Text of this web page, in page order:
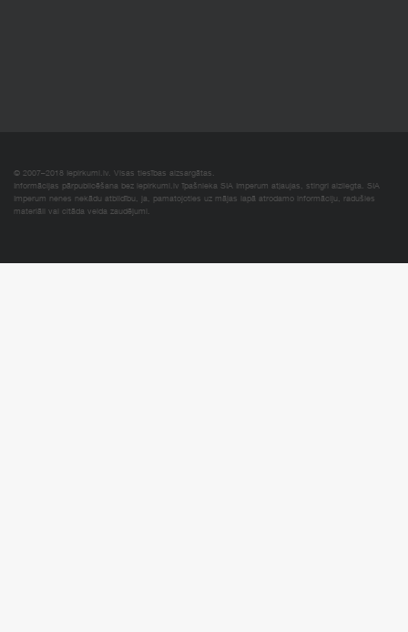
© 2007–2018 Iepirkumi.lv. Visas tiesības aizsargātas.
Informācijas pārpublicēšana bez iepirkumi.lv īpašnieka SIA Imperum atļaujas, stingri aizliegta. SIA
Imperum nenes nekādu atbildību, ja, pamatojoties uz mājas lapā atrodamo informāciju, radušies
materiāli vai citāda veida zaudējumi.